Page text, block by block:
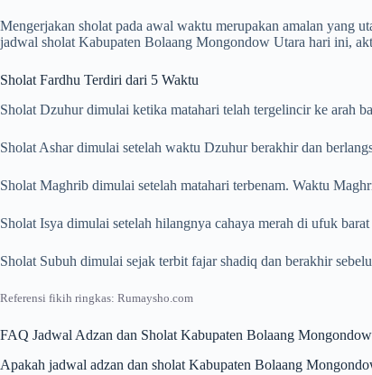
Mengerjakan sholat pada awal waktu merupakan amalan yang
jadwal sholat Kabupaten Bolaang Mongondow Utara hari ini,
Sholat Fardhu Terdiri dari 5 Waktu
Sholat Dzuhur dimulai ketika matahari telah tergelincir ke arah
Sholat Ashar dimulai setelah waktu Dzuhur berakhir dan
Sholat Maghrib dimulai setelah matahari terbenam. Waktu
Sholat Isya dimulai setelah hilangnya cahaya merah di ufuk
Sholat Subuh dimulai sejak terbit fajar shadiq dan berakhir
Referensi fikih ringkas: Rumaysho.com
FAQ Jadwal Adzan dan Sholat Kabupaten Bolaang
Apakah jadwal adzan dan sholat Kabupaten Bolaang